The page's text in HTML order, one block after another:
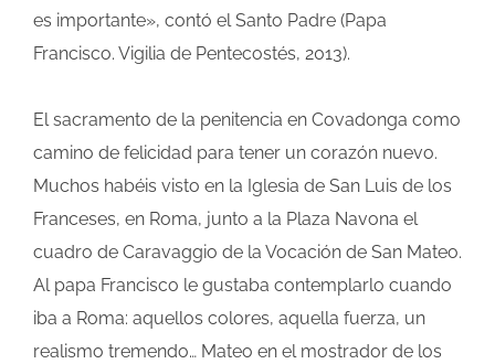
es importante», contó el Santo Padre (Papa
Francisco. Vigilia de Pentecostés, 2013).
El sacramento de la penitencia en Covadonga como
camino de felicidad para tener un corazón nuevo.
Muchos habéis visto en la Iglesia de San Luis de los
Franceses, en Roma, junto a la Plaza Navona el
cuadro de Caravaggio de la Vocación de San Mateo.
Al papa Francisco le gustaba contemplarlo cuando
iba a Roma: aquellos colores, aquella fuerza, un
realismo tremendo… Mateo en el mostrador de los